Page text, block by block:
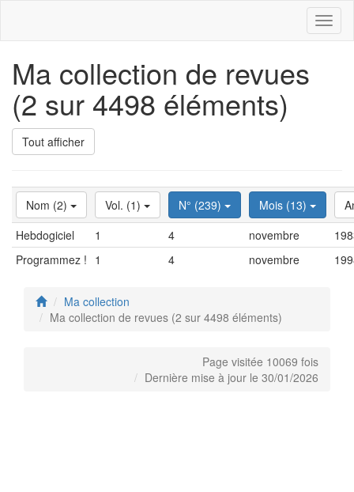
Ma collection de revues
(2 sur 4498 éléments)
Tout afficher
Nom (2) Vol. (1) N° (239) Mois (13)
Hebdogiciel
1 4 novembre
Programmez ! 1 4 novembre
Ma collection
Ma collection de revues (2 sur 4498 éléments)
Page visitée 10069 fois
Dernière mise à jour le 30/01/2026